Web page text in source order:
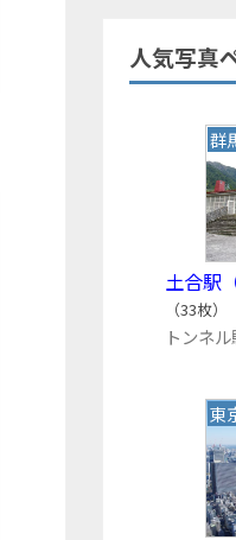
人気写真
群
土合駅
（33枚）
トンネ
東